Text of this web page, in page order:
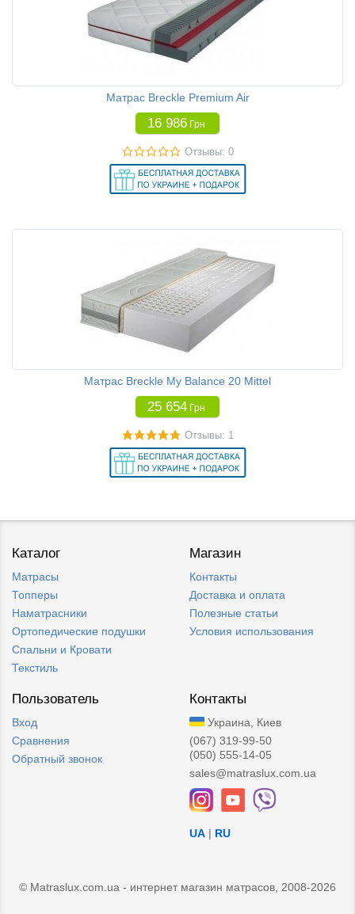
Матрас Breckle Premium Air
16 986 Грн
Отзывы: 0
Матрас Breckle My Balance 20 Mittel
25 654 Грн
Отзывы: 1
Каталог
Матрасы
Топперы
Наматрасники
Ортопедические подушки
Спальни и Кровати
Текстиль
Магазин
Контакты
Доставка и оплата
Полезные статьи
Условия использования
Пользователь
Вход
Сравнения
Обратный звонок
Контакты
Украина, Киев
(067) 319-99-50
(050) 555-14-05
sales@matraslux.com.ua
UA | RU
© Matraslux.com.ua - интернет магазин матрасов, 2008-2026